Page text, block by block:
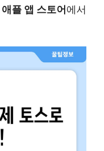
애플 앱 스토어에서